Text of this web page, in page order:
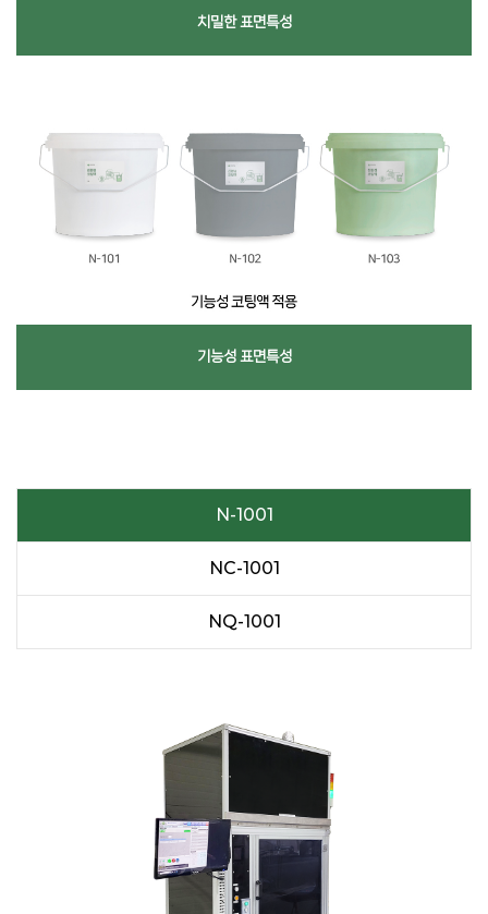
치밀한 표면특성
기능성 표면특성
N-1001
NC-1001
NQ-1001